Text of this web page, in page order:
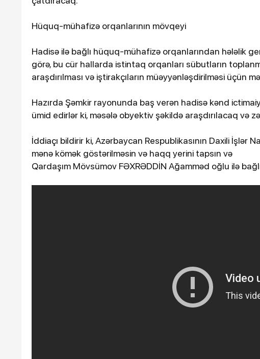
Hüquq-mühafizə orqanlarının mövqeyi
Hadisə ilə bağlı hüquq-mühafizə orqanlarından hələlik
görə, bu cür hallarda istintaq orqanları sübutların
araşdırılması və iştirakçıların müəyyənləşdirilməsi üçün
Hazırda Şəmkir rayonunda baş verən hadisə kənd
ümid edirlər ki, məsələ obyektiv şəkildə araşdırılacaq və
İddiaçı bildirir ki, Azərbaycan Respublikasının Daxili İşlər
mənə kömək göstərilməsin və haqq yerini tapsın və
Qardaşım Mövsümov FƏXRƏDDİN Ağamməd oğlu ilə